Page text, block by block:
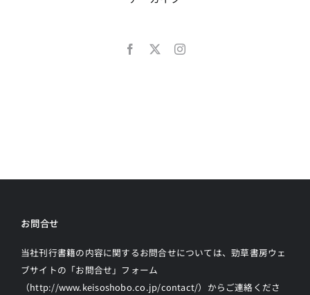
お問合せ
当社刊行書籍の内容に関するお問合せについては、勁草書房ウェ
ブサイトの 「お問合せ」フォーム
（http://www.keisoshobo.co.jp/contact/）からご連絡くださ